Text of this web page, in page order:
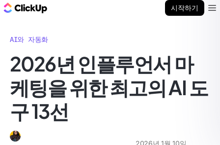
시작하기
AI와 자동화
2026년 인플루언서 마
케팅을 위한 최고의 AI 도
구 13선
2026년 1월 10일